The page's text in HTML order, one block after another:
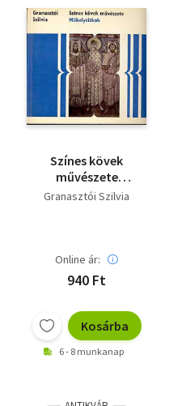
Színes kövek
művészete
(Műhelytitkok)
Granasztói Szilvia
Online ár:
940 Ft
Kosárba
6 - 8 munkanap